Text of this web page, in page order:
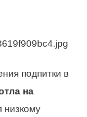
подпитки в
на
низкому